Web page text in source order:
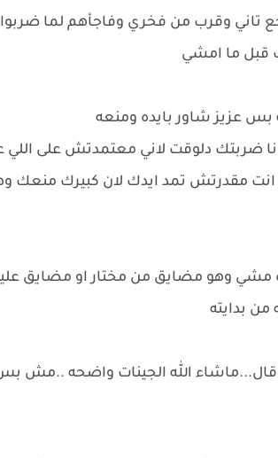
تاني وقرب من فخري وفاجأهم لما
قبل ما امشي
عزيز شاور بايده ومنعه
ضربتك دلوقت لاني معتمدتش على اللي
مقدرتش تمد ايدك لان كبيرك
وهو مضايق من مختار او مضايق
من بدايته
الله الجينات واضحه ..مش